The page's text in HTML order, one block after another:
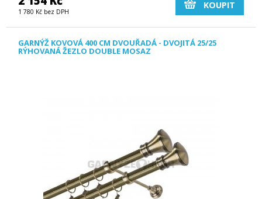
1 780 Kč bez DPH
KOUPIT
GARNÝŽ KOVOVÁ 400 CM DVOUŘADÁ - DVOJITÁ 25/25
RÝHOVANÁ ŽEZLO DOUBLE MOSAZ